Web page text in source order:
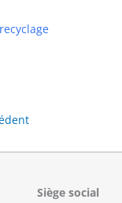
Siège social